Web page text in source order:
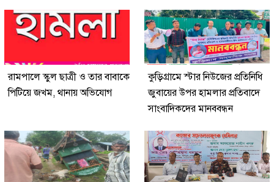
রামপালে স্কুল ছাত্রী ও তার বাবাকে
পিটিয়ে জখম, থানায় অভিযোগ
কুড়িগ্রামে স্টার নিউজের প্রতিনিধি
জুবায়ের উপর হামলার প্রতিবাদে
সাংবাদিকদের মানববন্ধন